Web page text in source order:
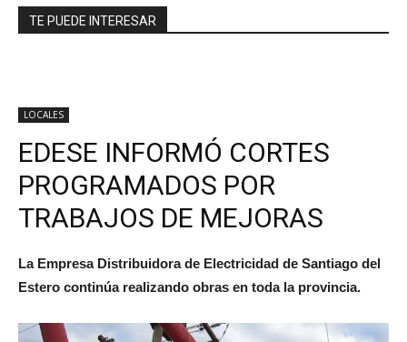
TE PUEDE INTERESAR